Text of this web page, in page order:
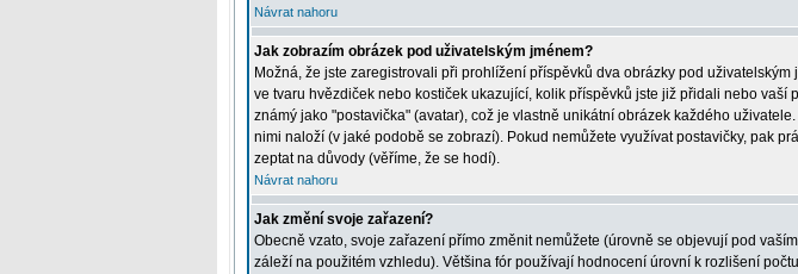
Návrat nahoru
Jak zobrazím obrázek pod uživatelským jménem?
Možná, že jste zaregistrovali při prohlížení příspěvků dva obrázky pod
ve tvaru hvězdiček nebo kostiček ukazující, kolik příspěvků jste již přidali nebo vaší
známý jako "postavička" (avatar), což je vlastně unikátní obrázek každého
nimi naloží (v jaké podobě se zobrazí). Pokud nemůžete využívat postavičky, pak
zeptat na důvody (věříme, že se hodí).
Návrat nahoru
Jak změní svoje zařazení?
Obecně vzato, svoje zařazení přímo změnit nemůžete (úrovně se objevují pod
záleží na použitém vzhledu). Většina fór používají hodnocení úrovní k rozlišení